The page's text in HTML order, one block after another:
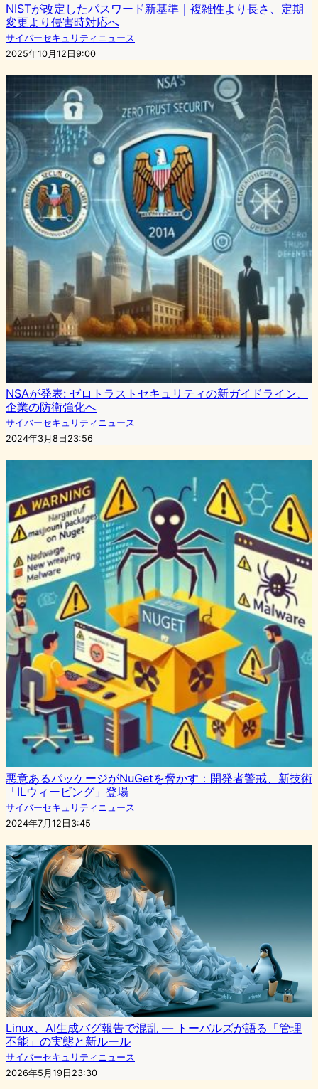
NISTが改定したパスワード新基準｜複雑性より長さ、定期
変更より侵害時対応へ
サイバーセキュリティニュース
2025年10月12日9:00
NSAが発表: ゼロトラストセキュリティの新ガイドライン、
企業の防衛強化へ
サイバーセキュリティニュース
2024年3月8日23:56
悪意あるパッケージがNuGetを脅かす：開発者警戒、新技術
「ILウィービング」登場
サイバーセキュリティニュース
2024年7月12日3:45
Linux、AI生成バグ報告で混乱 ― トーバルズが語る「管理
不能」の実態と新ルール
サイバーセキュリティニュース
2026年5月19日23:30